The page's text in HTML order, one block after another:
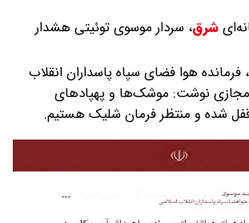
شرق، سردار موسوی توئیتی هشدار
هوا فضای سپاه پاسداران انقلاب
مجازی نوشت: موشک‌ها و پهپادهای
شده و منتظر فرمان شلیک هستیم.